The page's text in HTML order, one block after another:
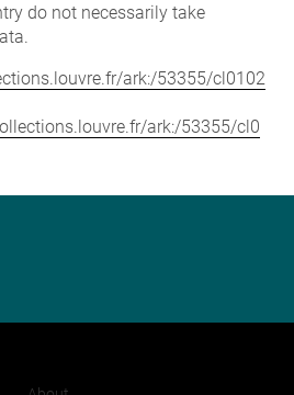
do not necessarily take
ark:/53355/cl0102
ark:/53355/cl0